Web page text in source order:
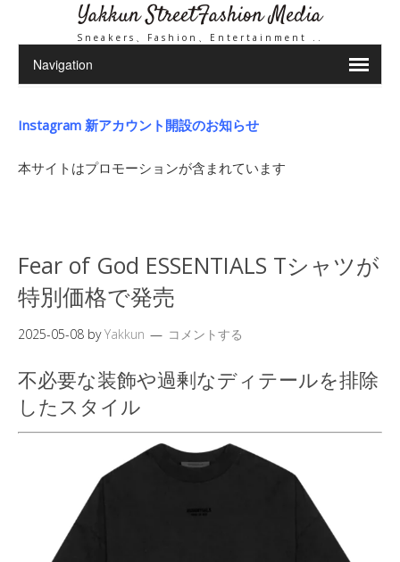
Yakkun StreetFashion Media
Sneakers、Fashion、Entertainment ..
Instagram 新アカウント開設のお知らせ
本サイトはプロモーションが含まれています
Fear of God ESSENTIALS Tシャツが
特別価格で発売
2025-05-08 byYakkun コメントする
不必要な装飾や過剰なディテールを排除
したスタイル